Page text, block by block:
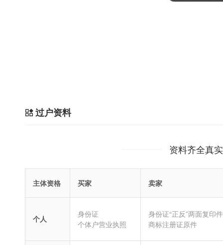
过户资料
资料齐全真
主体资格 买家 卖家
个人
身份证
个体户营业执照
身份证“正反”两面复印件
商标注册证原件